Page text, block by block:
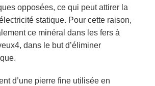
opposées, ce qui peut attirer la
statique. Pour cette raison,
ce minéral dans les fers à
dans le but d’éliminer
d’une pierre fine utilisée en